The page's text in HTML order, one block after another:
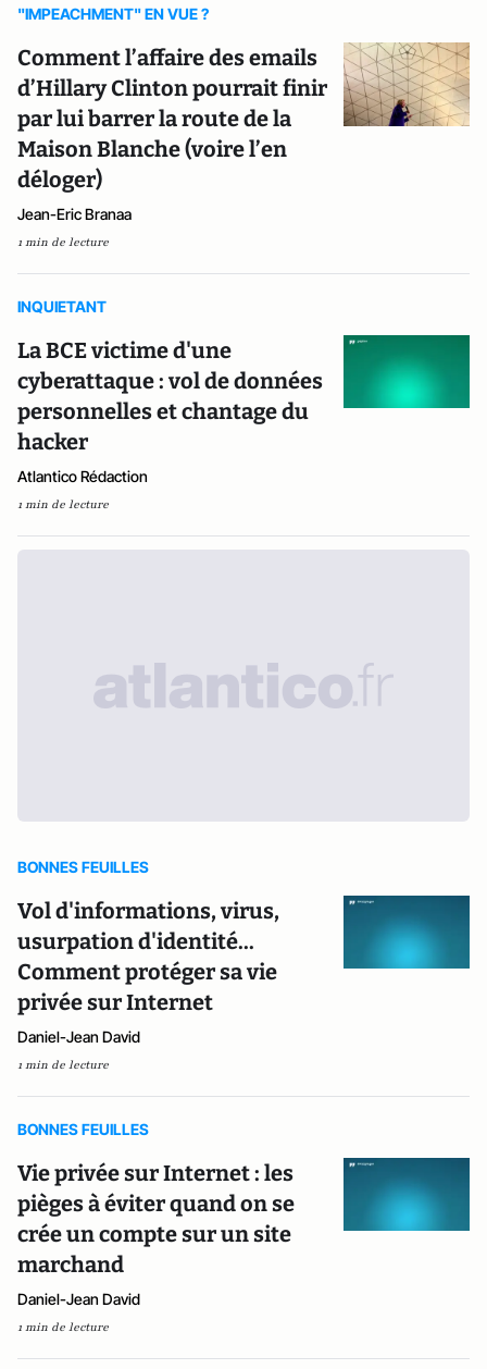
"IMPEACHMENT" EN VUE ?
Comment l’affaire des emails
d’Hillary Clinton pourrait finir
par lui barrer la route de la
Maison Blanche (voire l’en
déloger)
Jean-Eric Branaa
1 min de lecture
INQUIETANT
La BCE victime d'une
cyberattaque : vol de données
personnelles et chantage du
hacker
Atlantico Rédaction
1 min de lecture
BONNES FEUILLES
Vol d'informations, virus,
usurpation d'identité...
Comment protéger sa vie
privée sur Internet
Daniel-Jean David
1 min de lecture
BONNES FEUILLES
Vie privée sur Internet : les
pièges à éviter quand on se
crée un compte sur un site
marchand
Daniel-Jean David
1 min de lecture